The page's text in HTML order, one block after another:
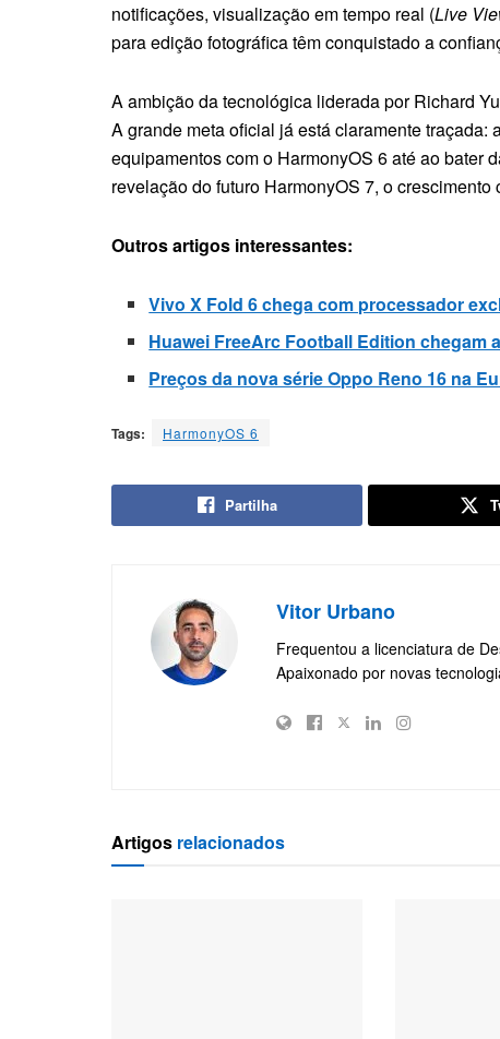
notificações, visualização em tempo real (Live
para edição fotográfica têm conquistado a
A ambição da tecnológica liderada por Richard
A grande meta oficial já está claramente
equipamentos com o HarmonyOS 6 até ao bater
revelação do futuro HarmonyOS 7, o
Outros artigos interessantes:
Vivo X Fold 6 chega com processador
Huawei FreeArc Football Edition
Preços da nova série Oppo Reno 16 na
Tags: HarmonyOS 6
Partilha
Vitor Urbano
Frequentou a licenciatura de
Apaixonado por novas
Artigos relacionados